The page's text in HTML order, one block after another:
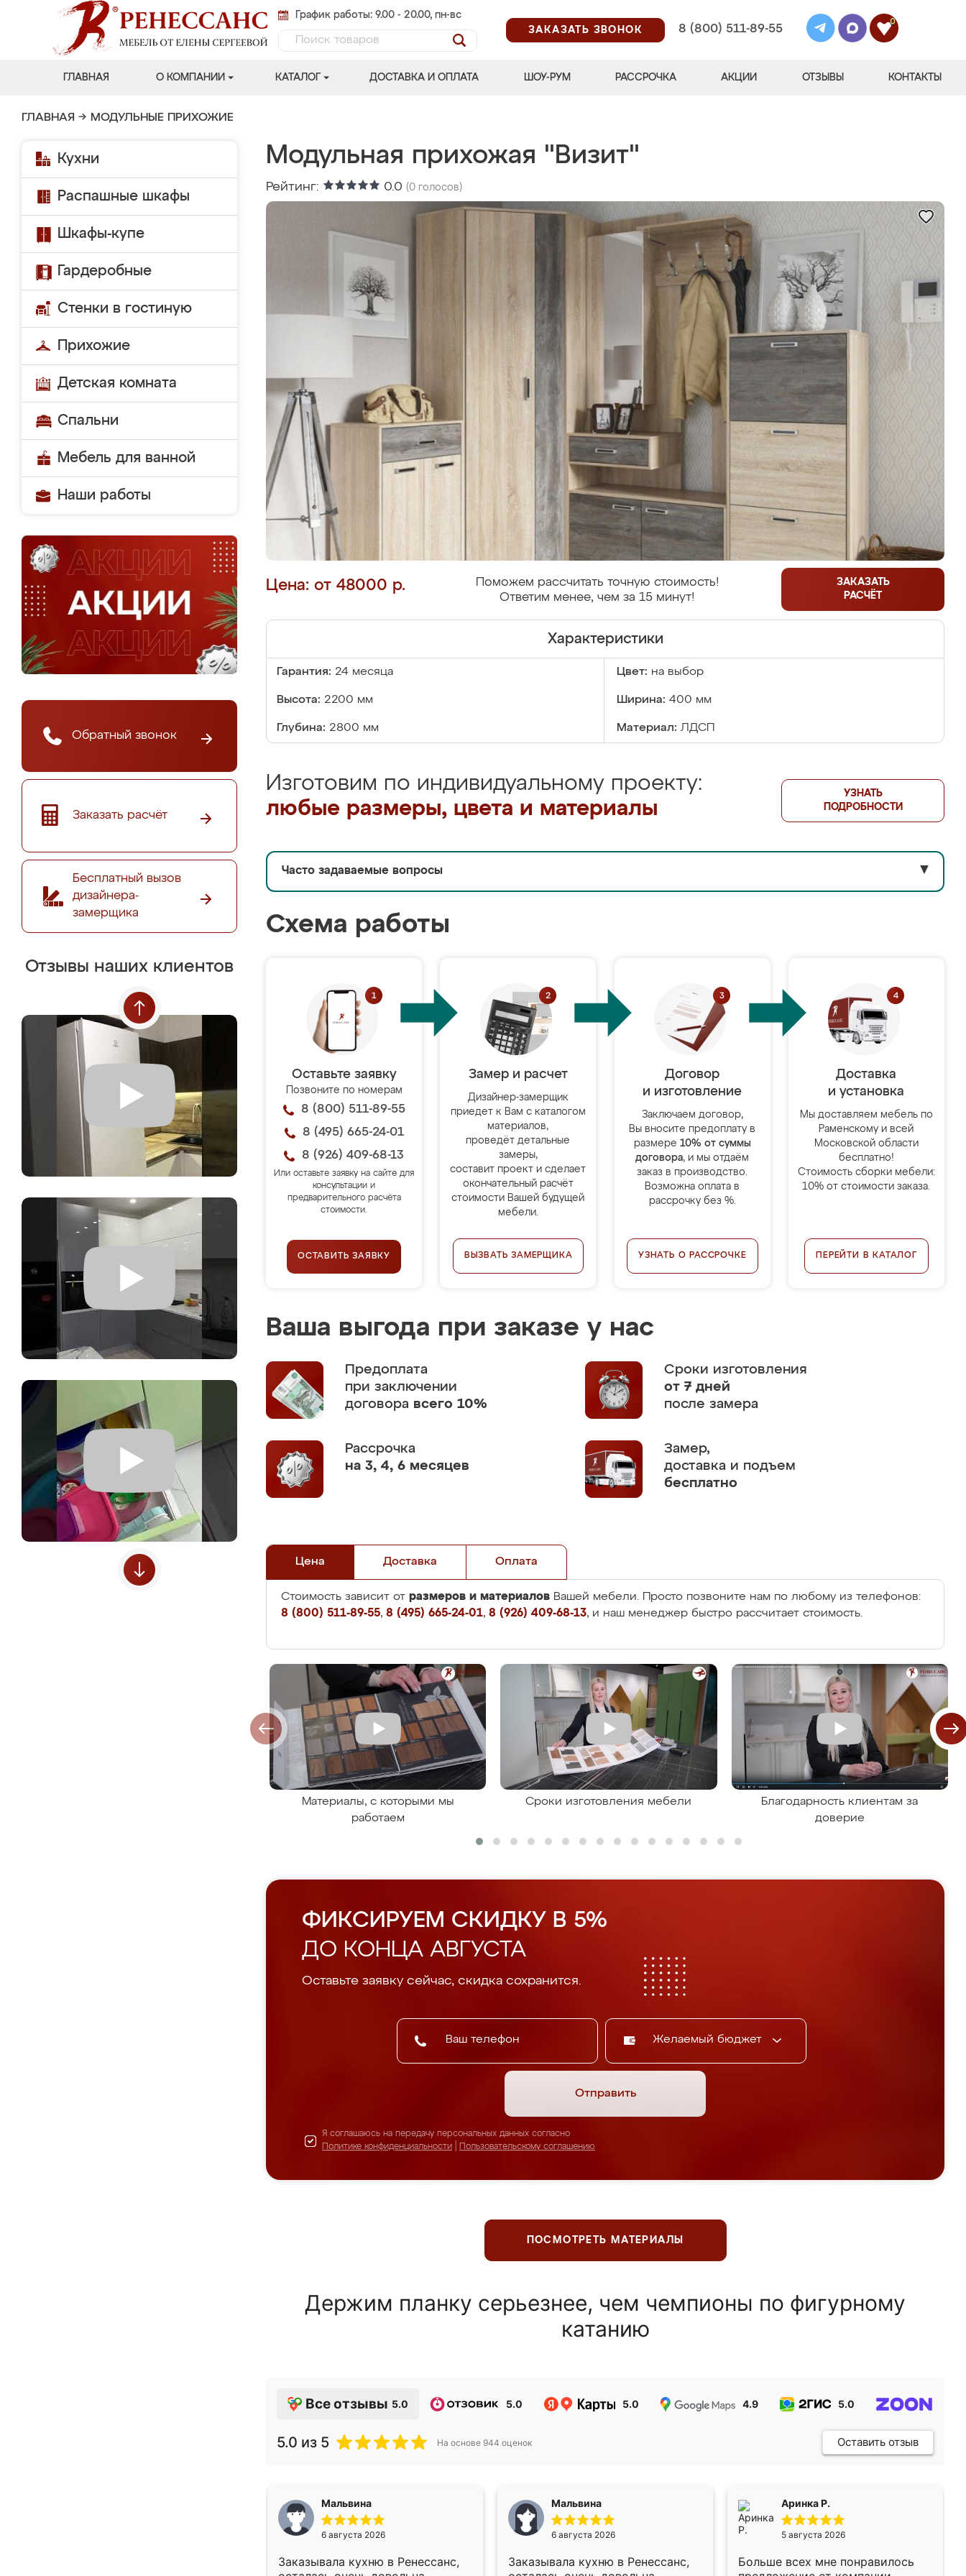
График работы: 9.00 - 20.00, пн-вс
ЗАКАЗАТЬ ЗВОНОК
8 (800) 511-89-55
0
ГЛАВНАЯ О КОМПАНИИ КАТАЛОГ ДОСТАВКА И ОПЛАТА ШОУ-РУМ РАССРОЧКА АКЦИИ ОТЗЫВЫ КОНТАКТЫ
ГЛАВНАЯ → МОДУЛЬНЫЕ ПРИХОЖИЕ
Кухни
Распашные шкафы
Шкафы-купе
Гардеробные
Стенки в гостиную
Прихожие
Детская комната
Спальни
Мебель для ванной
Наши работы
Обратный звонок
Заказать расчёт
Бесплатный вызов
дизайнера-
замерщика
Отзывы наших клиентов
Модульная прихожая "Визит"
Рейтинг: 0.0 (0 голосов)
Цена: от 48000 р.
Поможем рассчитать точную стоимость!
Ответим менее, чем за 15 минут!
ЗАКАЗАТЬ
РАСЧЁТ
Характеристики
Гарантия: 24 месяца Цвет: на выбор
Высота: 2200 мм Ширина: 400 мм
Глубина: 2800 мм Материал: ЛДСП
Изготовим по индивидуальному проекту:
любые размеры, цвета и материалы
УЗНАТЬ
ПОДРОБНОСТИ
Часто задаваемые вопросы ▼
Схема работы
Оставьте заявку
Позвоните по номерам
8 (800) 511-89-55
8 (495) 665-24-01
8 (926) 409-68-13
Или оставьте заявку на сайте для
консультации и
предварительного расчёта
стоимости.
ОСТАВИТЬ ЗАЯВКУ
Замер и расчет
Дизайнер-замерщик
приедет к Вам с каталогом
материалов,
проведёт детальные
замеры,
составит проект и сделает
окончательный расчёт
стоимости Вашей будущей
мебели.
ВЫЗВАТЬ ЗАМЕРЩИКА
Договор
и изготовление
Заключаем договор,
Вы вносите предоплату в
размере 10% от суммы
договора, и мы отдаём
заказ в производство.
Возможна оплата в
рассрочку без %.
УЗНАТЬ О РАССРОЧКЕ
Доставка
и установка
Мы доставляем мебель по
Раменскому и всей
Московской области
бесплатно!
Стоимость сборки мебели:
10% от стоимости заказа.
ПЕРЕЙТИ В КАТАЛОГ
Ваша выгода при заказе у нас
Предоплата
при заключении
договора всего 10%
Сроки изготовления
от 7 дней
после замера
Рассрочка
на 3, 4, 6 месяцев
Замер,
доставка и подъем
бесплатно
Цена Доставка Оплата
Стоимость зависит от размеров и материалов Вашей мебели. Просто позвоните нам по любому из телефонов:
8 (800) 511-89-55, 8 (495) 665-24-01, 8 (926) 409-68-13, и наш менеджер быстро рассчитает стоимость.
Материалы, с которыми мы
работаем
Сроки изготовления мебели
Благодарность клиентам за
доверие
ФИКСИРУЕМ СКИДКУ В 5%
ДО КОНЦА АВГУСТА
Оставьте заявку сейчас, скидка сохранится.
Желаемый бюджет
Отправить
Я соглашаюсь на передачу персональных данных согласно
Политике конфиденциальности
Пользовательскому соглашению
ПОСМОТРЕТЬ МАТЕРИАЛЫ
Держим планку серьезнее, чем чемпионы по фигурному
катанию
Все отзывы 5.0 5.0 5.0 4.9 5.0
5.0 из 5 На основе 944 оценок Оставить отзыв
Мальвина
6 августа 2026
Заказывала кухню в Ренессанс,
Мальвина
6 августа 2026
Заказывала кухню в Ренессанс,
Аринка Р.
5 августа 2026
Больше всех мне понравилось